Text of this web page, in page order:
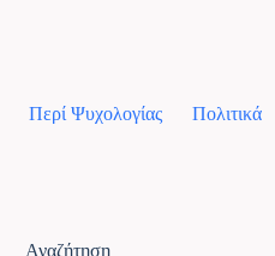
Περί Ψυχολογίας Πολιτικά
Αναζήτηση